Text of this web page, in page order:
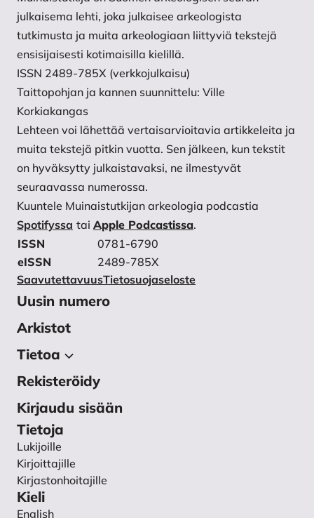
julkaisema lehti, joka julkaisee arkeologista
tutkimusta ja muita arkeologiaan liittyviä tekstejä
ensisijaisesti kotimaisilla kielillä.
ISSN 2489-785X (verkkojulkaisu)
Taittopohjan ja kannen suunnittelu: Ville
Korkiakangas
Lehteen voi lähettää vertaisarvioitavia artikkeleita ja
muita tekstejä pitkin vuotta. Sen jälkeen, kun tekstit
on hyväksytty julkaistavaksi, ne ilmestyvät
seuraavassa numerossa.
Kuuntele Muinaistutkijan arkeologia podcastia
Spotifyssa tai Apple Podcastissa.
ISSN
0781-6790
eISSN
2489-785X
SaavutettavuusTietosuojaseloste
Uusin numero
Arkistot
Tietoa
Tietoa julkaisusta
Toimituskunta
Käsikirjoitukset
Ohjeet vertaisarvioijalle
Tietosuojaseloste
Yhteystiedot
Rekisteröidy
Kirjaudu sisään
Tietoja
Lukijoille
Kirjoittajille
Kirjastonhoitajille
Kieli
English